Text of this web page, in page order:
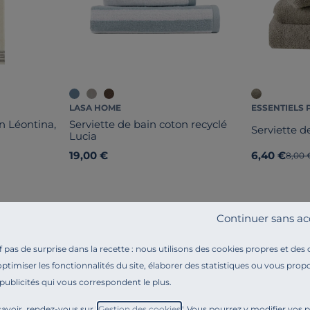
pas de surprise dans la recette : nous utilisons des cookies propres et des
les fonctionnalités du site, élaborer des statistiques ou vous
qui vous correspondent le plus.
Continuer sans
Léontina,
LASA HOME
Serviette de bain coton recyclé
Lucia
19,00 €
ESSENTIELS
Serviette
6,40 €8,00
Référence : 100400114286